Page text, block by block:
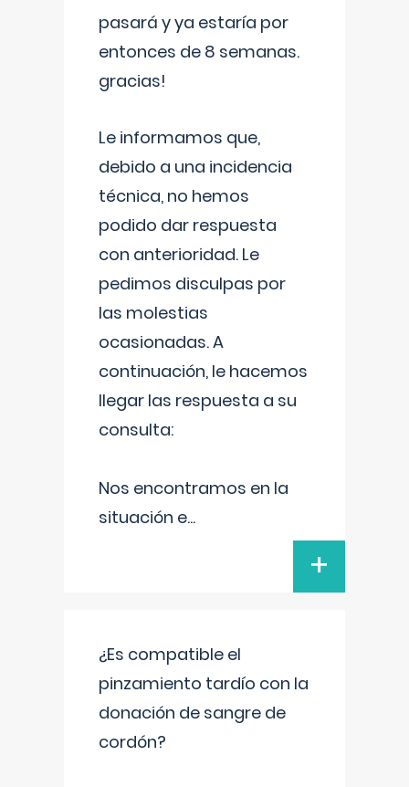
pasará y ya estaría por
entonces de 8 semanas.
gracias!
Le informamos que,
debido a una incidencia
técnica, no hemos
podido dar respuesta
con anterioridad. Le
pedimos disculpas por
las molestias
ocasionadas. A
continuación, le hacemos
llegar las respuesta a su
consulta:
Nos encontramos en la
situación e...
+
¿Es compatible el
pinzamiento tardío con la
donación de sangre de
cordón?